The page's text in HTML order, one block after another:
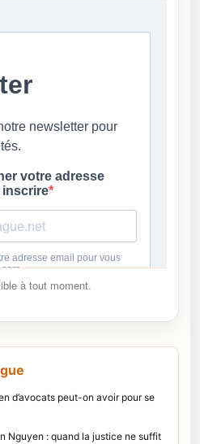
à tout moment.
d’avocats peut-on avoir pour se
Nguyen : quand la justice ne suffit